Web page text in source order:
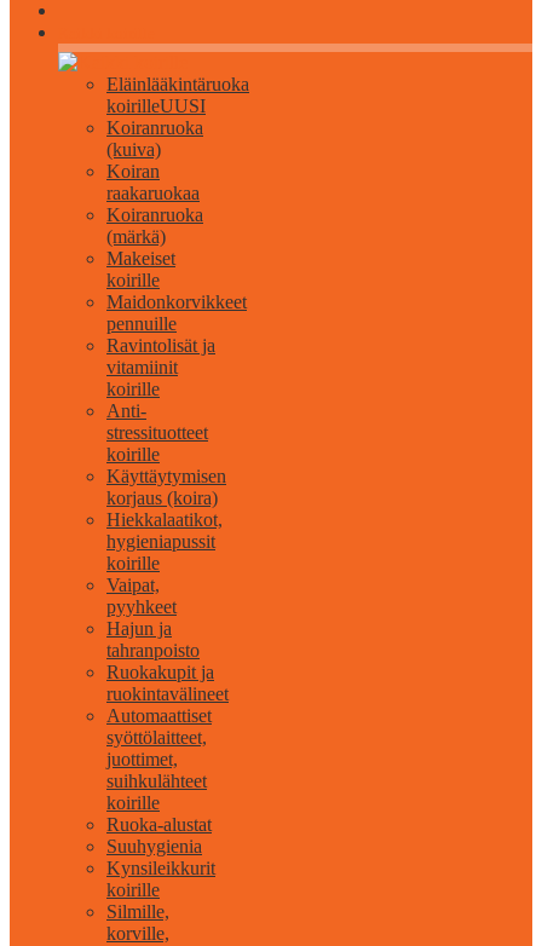
Eläinlääkintäruoka
koirilleUUSI
Koiranruoka
(kuiva)
Koiran
raakaruokaa
Koiranruoka
(märkä)
Makeiset
koirille
Maidonkorvikkeet
pennuille
Ravintolisät ja
vitamiinit
koirille
Anti-
stressituotteet
koirille
Käyttäytymisen
korjaus (koira)
Hiekkalaatikot,
hygieniapussit
koirille
Vaipat,
pyyhkeet
Hajun ja
tahranpoisto
Ruokakupit ja
ruokintavälineet
Automaattiset
syöttölaitteet,
juottimet,
suihkulähteet
koirille
Ruoka-alustat
Suuhygienia
Kynsileikkurit
koirille
Silmille,
korville,